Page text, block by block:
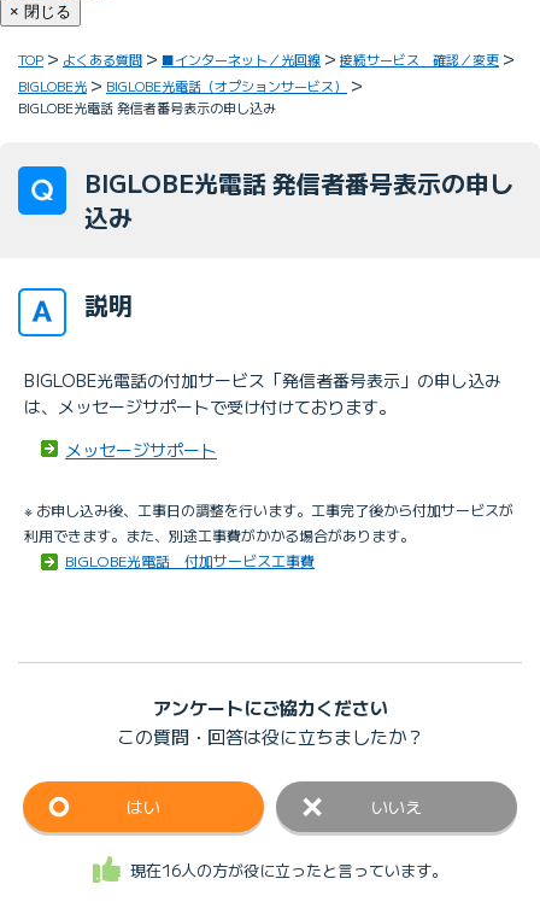
× 閉じる
TOP よくある質問 ■インターネット／光回線
接続サービス 確認／変更
BIGLOBE光
BIGLOBE光電話（オプションサービス）
BIGLOBE光電話 発信者番号表示の申し込み
BIGLOBE光電話 発信者番号表示の申し
込み
説明
BIGLOBE光電話の付加サービス「発信者番号表示」の申し込み
は、メッセージサポートで受け付けております。
メッセージサポート
※ お申し込み後、工事日の調整を行います。工事完了後から付加サービスが
利用できます。また、別途工事費がかかる場合があります。
BIGLOBE光電話 付加サービス工事費
アンケートにご協力ください
この質問・回答は役に立ちましたか？
はい いいえ
現在16人の方が役に立ったと言っています。